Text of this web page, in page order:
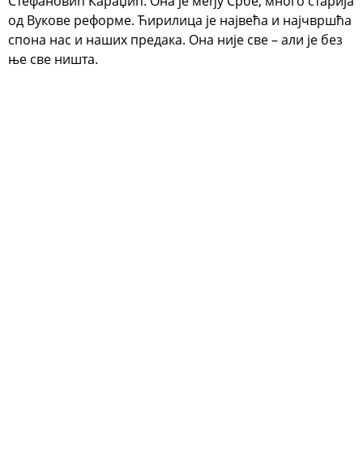
од Вукове реформе. Ћирилица је највећа и најчвршћа
спона нас и наших предака. Она није све – али је без
ње све ништа.